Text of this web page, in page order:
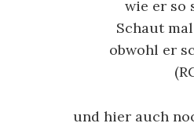
wie er so
Schaut
obwohl er
und hier auch